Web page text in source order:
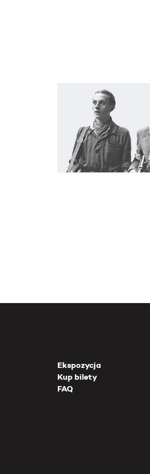
Ekspozycja
Kup bilety
FAQ